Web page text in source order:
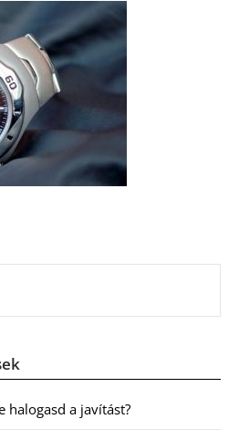
halogasd a javítást?